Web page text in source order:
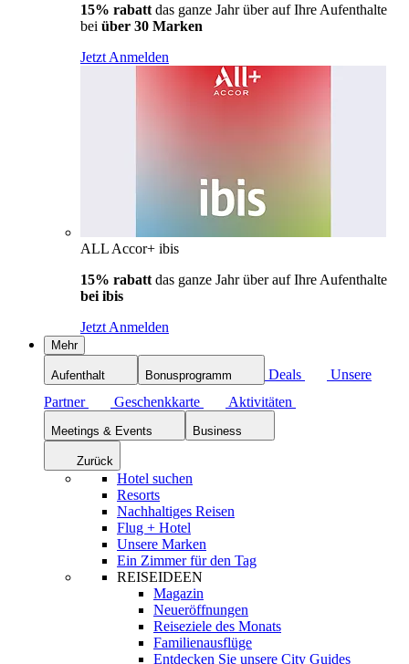
15% rabatt das ganze Jahr über auf Ihre Aufenthalte
bei über 30 Marken
Jetzt Anmelden
ALL Accor+ ibis
15% rabatt das ganze Jahr über auf Ihre Aufenthalte
bei ibis
Jetzt Anmelden
Mehr
Aufenthalt Bonusprogramm Deals
Unsere
Partner
Geschenkkarte Aktivitäten
Meetings & Events Business
Zurück
Hotel suchen
Resorts
Nachhaltiges Reisen
Flug + Hotel
Unsere Marken
Ein Zimmer für den Tag
REISEIDEEN
Magazin
Neueröffnungen
Reiseziele des Monats
Familienausflüge
Entdecken Sie unsere City Guides